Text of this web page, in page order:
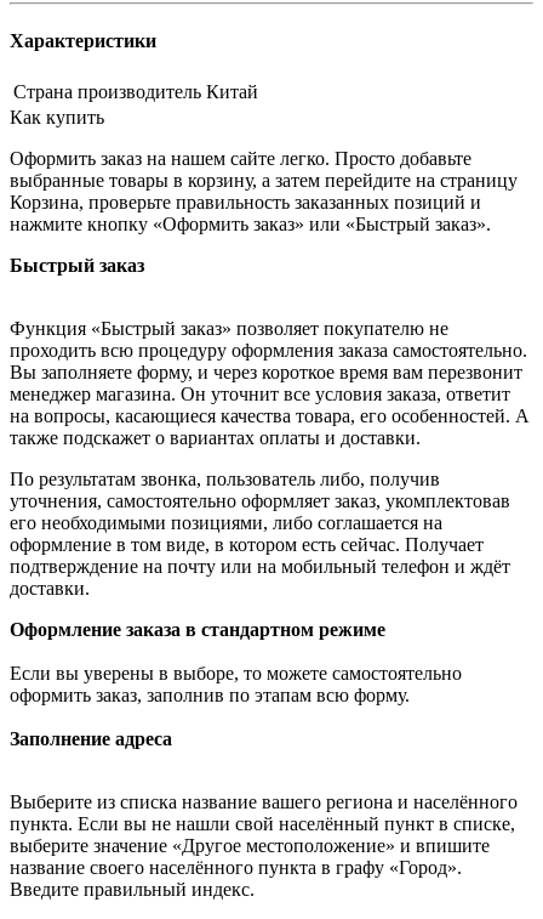
Характеристики
Страна производитель Китай
Как купить
Оформить заказ на нашем сайте легко. Просто добавьте
выбранные товары в корзину, а затем перейдите на страницу
Корзина, проверьте правильность заказанных позиций и
нажмите кнопку «Оформить заказ» или «Быстрый заказ».
Быстрый заказ
Функция «Быстрый заказ» позволяет покупателю не
проходить всю процедуру оформления заказа самостоятельно.
Вы заполняете форму, и через короткое время вам перезвонит
менеджер магазина. Он уточнит все условия заказа, ответит
на вопросы, касающиеся качества товара, его особенностей. А
также подскажет о вариантах оплаты и доставки.
По результатам звонка, пользователь либо, получив
уточнения, самостоятельно оформляет заказ, укомплектовав
его необходимыми позициями, либо соглашается на
оформление в том виде, в котором есть сейчас. Получает
подтверждение на почту или на мобильный телефон и ждёт
доставки.
Оформление заказа в стандартном режиме
Если вы уверены в выборе, то можете самостоятельно
оформить заказ, заполнив по этапам всю форму.
Заполнение адреса
Выберите из списка название вашего региона и населённого
пункта. Если вы не нашли свой населённый пункт в списке,
выберите значение «Другое местоположение» и впишите
название своего населённого пункта в графу «Город».
Введите правильный индекс.